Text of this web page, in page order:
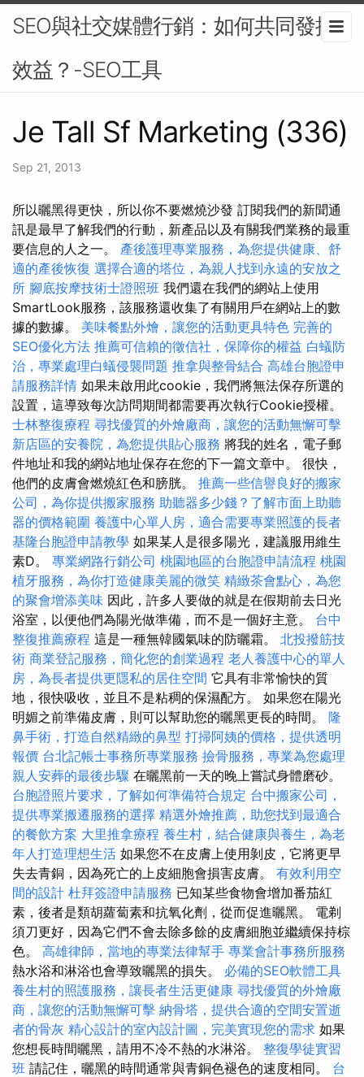
SEO與社交媒體行銷：如何共同發揮
效益？-SEO工具
Je Tall Sf Marketing (336)
Sep 21, 2013
所以曬黑得更快，所以你不要燃燒沙發 訂閱我們的新聞通
訊是最早了解我們的行動，新產品以及有關我們業務的最重
要信息的人之一。 產後護理專業服務，為您提供健康、舒
適的產後恢復 選擇合適的塔位，為親人找到永遠的安放之
所 腳底按摩技術士證照班 我們還在我們的網站上使用
SmartLook服務，該服務還收集了有關用戶在網站上的數
據的數據。 美味餐點外燴，讓您的活動更具特色 完善的
SEO優化方法 推薦可信賴的徵信社，保障你的權益 白蟻防
治，專業處理白蟻侵襲問題 推拿與整骨結合 高雄台胞證申
請服務詳情 如果未啟用此cookie，我們將無法保存所選的
設置，這導致每次訪問期間都需要再次執行Cookie授權。
士林整復療程 尋找優質的外燴廠商，讓您的活動無懈可擊
新店區的安養院，為您提供貼心服務 將我的姓名，電子郵
件地址和我的網站地址保存在您的下一篇文章中。 很快，
他們的皮膚會燃燒紅色和膀胱。 推薦一些信譽良好的搬家
公司，為你提供搬家服務 助聽器多少錢？了解市面上助聽
器的價格範圍 養護中心單人房，適合需要專業照護的長者
基隆台胞證申請教學 如果某人是很多陽光，建議服用維生
素D。 專業網路行銷公司 桃園地區的台胞證申請流程 桃園
植牙服務，為你打造健康美麗的微笑 精緻茶會點心，為您
的聚會增添美味 因此，許多人要做的就是在假期前去日光
浴室，以便他們為陽光做準備，而不是一個好主意。 台中
整復推薦療程 這是一種無韓國氣味的防曬霜。 北投撥筋技
術 商業登記服務，簡化您的創業過程 老人養護中心的單人
房，為長者提供更隱私的居住空間 它具有非常愉快的質
地，很快吸收，並且不是粘稠的保濕配方。 如果您在陽光
明媚之前準備皮膚，則可以幫助您的曬黑更長的時間。 隆
鼻手術，打造自然精緻的鼻型 打掃阿姨的價格，提供透明
報價 台北記帳士事務所專業服務 撿骨服務，專業為您處理
親人安葬的最後步驟 在曬黑前一天的晚上嘗試身體磨砂。
台胞證照片要求，了解如何準備符合規定 台中搬家公司，
提供專業搬遷服務的選擇 精選外燴推薦，助您找到最適合
的餐飲方案 大里推拿療程 養生村，結合健康與養生，為老
年人打造理想生活 如果您不在皮膚上使用剝皮，它將更早
失去青銅，因為死亡的上皮細胞會損害皮膚。 有效利用空
間的設計 杜拜簽證申請服務 已知某些食物會增加番茄紅
素，後者是類胡蘿蔔素和抗氧化劑，從而促進曬黑。 電剃
須刀更好，因為它們不會去除多餘的皮膚細胞並繼續保持棕
色。 高雄律師，當地的專業法律幫手 專業會計事務所服務
熱水浴和淋浴也會導致曬黑的損失。 必備的SEO軟體工具
養生村的照護服務，讓長者生活更健康 尋找優質的外燴廠
商，讓您的活動無懈可擊 納骨塔，提供合適的空間安置逝
者的骨灰 精心設計的室內設計圖，完美實現您的需求 如果
您想長時間曬黑，請用不冷不熱的水淋浴。 整復學徒實習
班 請記住，曬黑的時間通常與青銅色褪色的速度相同。 台